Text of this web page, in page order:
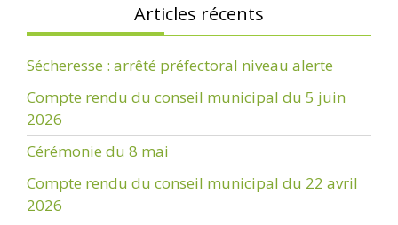
Articles récents
Sécheresse : arrêté préfectoral niveau alerte
Compte rendu du conseil municipal du 5 juin
2026
Cérémonie du 8 mai
Compte rendu du conseil municipal du 22 avril
2026